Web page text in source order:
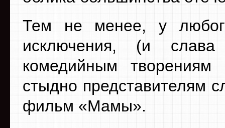
Тем не менее, у
исключения, (и
комедийным
стыдно представителям
фильм «Мамы».